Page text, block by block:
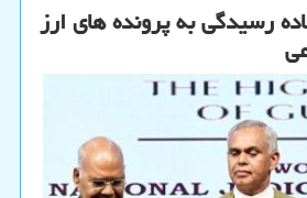
رسیدگی به پرونده های ارز